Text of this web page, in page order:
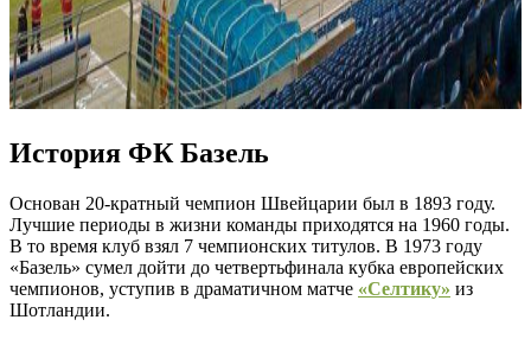
История ФК Базель
Основан 20-кратный чемпион Швейцарии был в 1893 году.
Лучшие периоды в жизни команды приходятся на 1960 годы.
В то время клуб взял 7 чемпионских титулов. В 1973 году
«Базель» сумел дойти до четвертьфинала кубка европейских
чемпионов, уступив в драматичном матче «Селтику» из
Шотландии.